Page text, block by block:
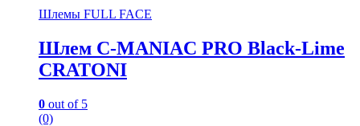
Шлемы FULL FACE
Шлем C-MANIAC PRO Black-Lime
CRATONI
0 out of 5
(0)